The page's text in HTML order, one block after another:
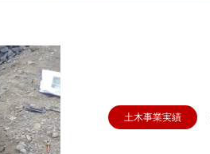
土木事業実績